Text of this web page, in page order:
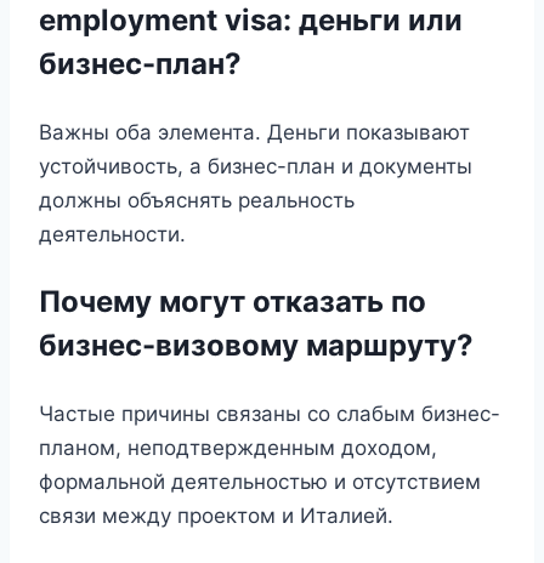
employment visa: деньги или
бизнес-план?
Важны оба элемента. Деньги показывают
устойчивость, а бизнес-план и документы
должны объяснять реальность
деятельности.
Почему могут отказать по
бизнес-визовому маршруту?
Частые причины связаны со слабым бизнес-
планом, неподтвержденным доходом,
формальной деятельностью и отсутствием
связи между проектом и Италией.